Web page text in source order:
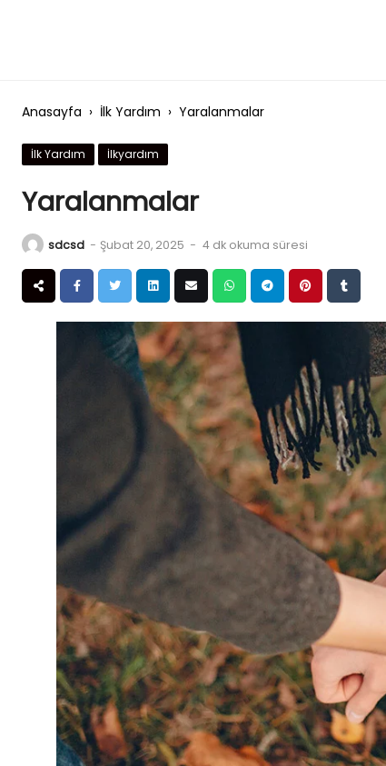
Anasayfa › İlk Yardım › Yaralanmalar
İlk Yardım İlkyardım
Yaralanmalar
sdcsd - Şubat 20, 2025 - 4 dk okuma süresi